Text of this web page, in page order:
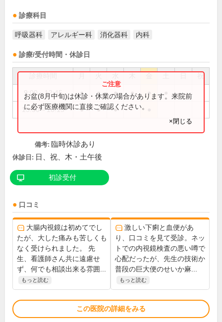
診療科目
呼吸器科 アレルギー科 消化器科 内科
診療/受付時間・休診日
祝
9:00～12:45 ● ● ● ● ●
15:30～18:15 ● ● ●
お盆(8月中旬)は休診・休業の場合があります。来院前
に必ず医療機関に直接ご確認ください。
×閉じる
備考: 臨時休診あり
休診日: 日、祝、木・土午後
初診受付
口コミ
大腸内視鏡は初めてでし
たが、大した痛みも苦しくも
なく受けられました。 先
生、看護師さん共に遠慮せ
ず、何でも相談出来る雰囲...
もっと読む
激しい下痢と血便があ
り、口コミを見て受診。ネッ
トでの内視鏡検査の悪い噂で
心配だったが、先生の技術か
普段の巨大便のせいか麻...
もっと読む
この医院の詳細をみる